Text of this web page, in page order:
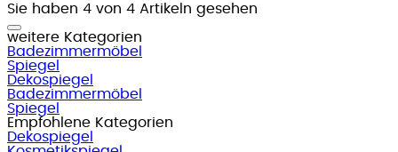
Sie haben 4 von 4 Artikeln gesehen
weitere Kategorien
Badezimmermöbel
Spiegel
Dekospiegel
Badezimmermöbel
Spiegel
Empfohlene Kategorien
Dekospiegel